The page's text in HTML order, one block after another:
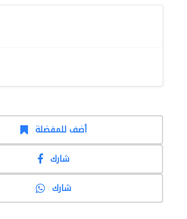
أضف للمفضلة
شارك
شارك